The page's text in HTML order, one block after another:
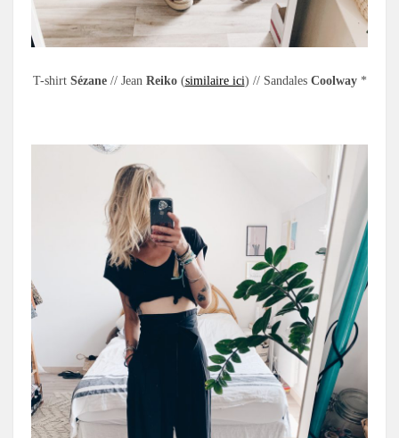
T-shirt Sézane// Jean Reiko(similaire ici) // Sandales Coolway *